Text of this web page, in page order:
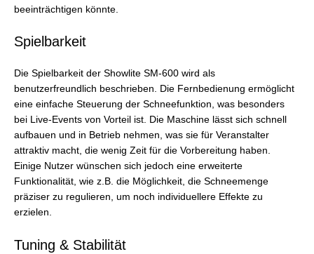
beeinträchtigen könnte.
Spielbarkeit
Die Spielbarkeit der Showlite SM-600 wird als
benutzerfreundlich beschrieben. Die Fernbedienung ermöglicht
eine einfache Steuerung der Schneefunktion, was besonders
bei Live-Events von Vorteil ist. Die Maschine lässt sich schnell
aufbauen und in Betrieb nehmen, was sie für Veranstalter
attraktiv macht, die wenig Zeit für die Vorbereitung haben.
Einige Nutzer wünschen sich jedoch eine erweiterte
Funktionalität, wie z.B. die Möglichkeit, die Schneemenge
präziser zu regulieren, um noch individuellere Effekte zu
erzielen.
Tuning & Stabilität